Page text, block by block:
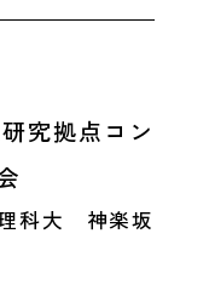
究拠点コン
科大 神楽坂